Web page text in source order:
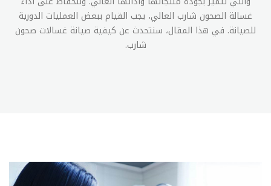
غسالة الصحون شارب العالي، يجب القيام ببعض العمليات الدورية
للصيانة. في هذا المقال، سنتحدث عن كيفية صيانة غسالات صحون
شارب.